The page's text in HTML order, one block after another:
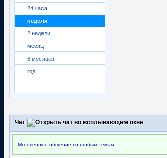
24 часа
неделя
2 недели
месяц
6 месяцев
год
Чат
Мгновенное общение по любым темам